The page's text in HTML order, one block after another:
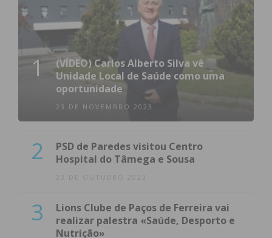
1
(VÍDEO) Carlos Alberto Silva vê
Unidade Local de Saúde como uma
oportunidade
23 DE NOVEMBRO 2023
2
PSD de Paredes visitou Centro
Hospital do Tâmega e Sousa
23 DE OUTUBRO 2023
3
Lions Clube de Paços de Ferreira vai
realizar palestra «Saúde, Desporto e
Nutrição»